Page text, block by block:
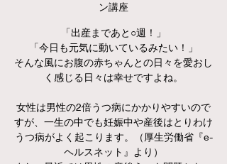
ン講座
「出産まであと○週！」
「今日も元気に動いているみたい！」
そんな風にお腹の赤ちゃんとの日々を愛おし
く感じる日々は幸せですよね。
女性は男性の2倍うつ病にかかりやすいので
すが、一生の中でも妊娠中や産後はとりわけ
うつ病がよく起こります。（厚生労働省『e-
ヘルスネット』より）